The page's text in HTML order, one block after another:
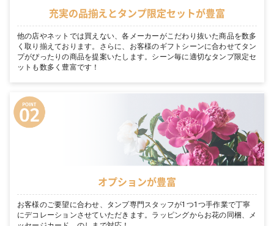
充実の品揃えとタンプ限定セットが豊富
他の店やネットでは買えない、各メーカーがこだわり抜いた商品を数多
く取り揃えております。さらに、お客様のギフトシーンに合わせてタン
プがぴったりの商品を提案いたします。シーン毎に適切なタンプ限定セ
ットも数多く豊富です！
オプションが豊富
お客様のご要望に合わせ、タンプ専門スタッフが1つ1つ手作業で丁寧
にデコレーションさせていただきます。ラッピングからお花の同梱、メ